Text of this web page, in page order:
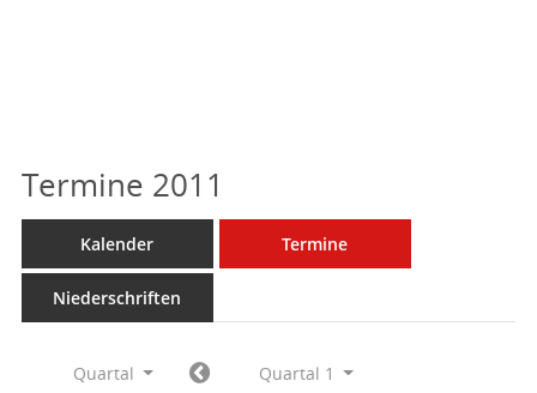
Termine 2011
Kalender Termine
Niederschriften
Quartal
Quartal 1